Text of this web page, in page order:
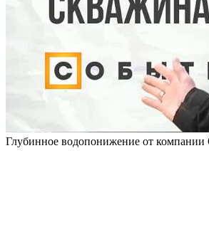
Глубинное водопонижение от